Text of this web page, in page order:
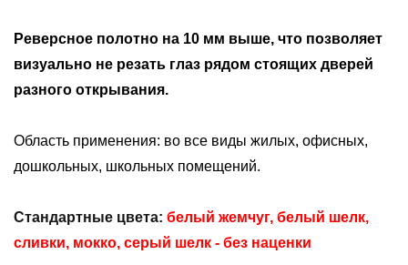
Реверсное полотно на 10 мм выше, что позволяет
визуально не резать глаз рядом стоящих дверей
разного открывания.
Область применения: во все виды жилых, офисных,
дошкольных, школьных помещений.
Стандартные цвета: белый жемчуг, белый шелк,
сливки, мокко, серый шелк - без наценки